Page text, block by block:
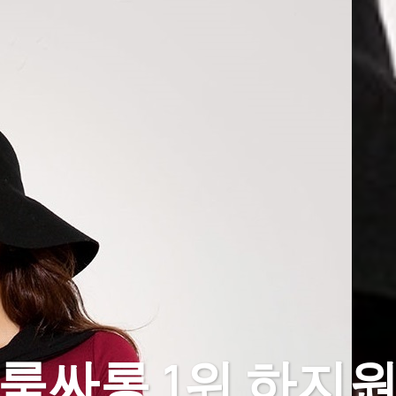
싸롱 1위 하지